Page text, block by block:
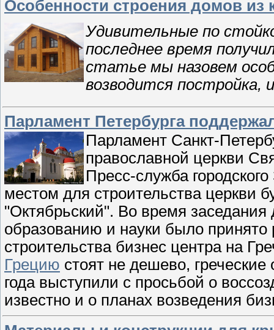
Особенности строения домов из
Удивительные по
последнее время
статье мы назовем
возводится постройка,
Парламент Петербурга
Парламент Санкт-
православной церкви
Пресс-служба
местом для строительства церкви
"Октябрьский". Во время заседания
образованию и науки было принято
строительства бизнес центра на
Грецию стоят не дешево,
года выступили с просьбой о
известно и о планах возведения